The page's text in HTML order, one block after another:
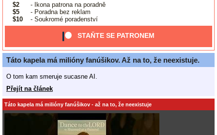
$2
- Ikona patrona na poradně
$5
- Poradna bez reklam
$10
- Soukromé poradenství
STAŇTE SE PATRONEM
Táto kapela má milióny fanúšikov. Až na to, že neexistuje.
O tom kam smeruje sucasne AI.
Přejít na článek
Táto kapela má milióny fanúšikov - až na to, že neexistuje